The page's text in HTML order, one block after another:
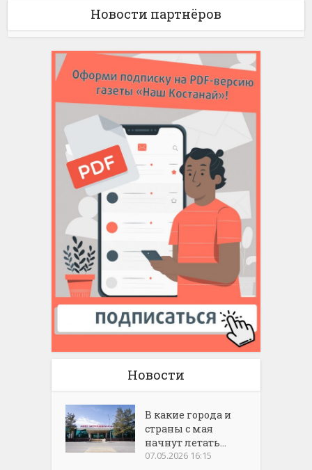
Новости партнёров
Новости
В какие города и
страны с мая
начнут летать...
07.05.2026 16:15